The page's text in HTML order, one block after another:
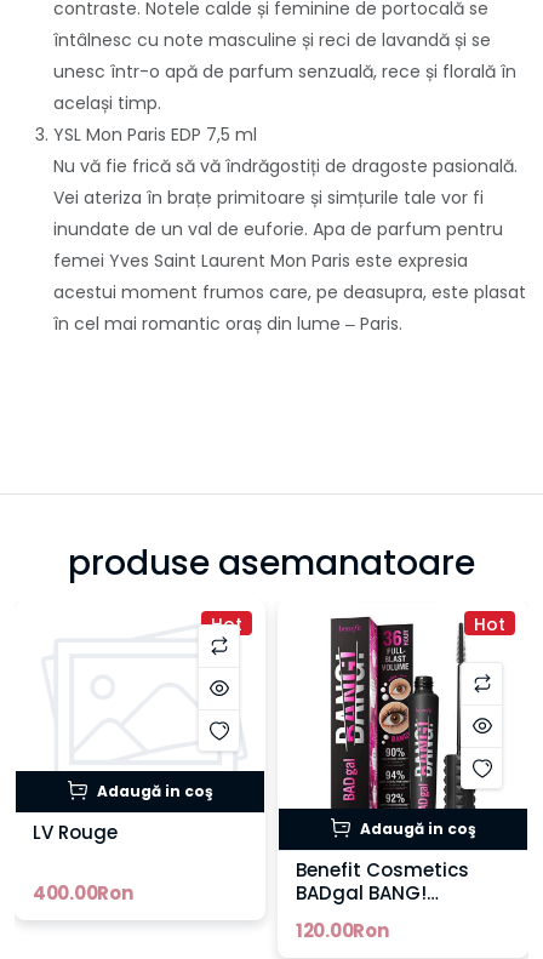
contraste. Notele calde și feminine de portocală se
întâlnesc cu note masculine și reci de lavandă și se
unesc într-o apă de parfum senzuală, rece și florală în
același timp.
YSL Mon Paris EDP 7,5 ml
Nu vă fie frică să vă îndrăgostiți de dragoste pasională.
Vei ateriza în brațe primitoare și simțurile tale vor fi
inundate de un val de euforie. Apa de parfum pentru
femei Yves Saint Laurent Mon Paris este expresia
acestui moment frumos care, pe deasupra, este plasat
în cel mai romantic oraș din lume ‒ Paris.
produse asemanatoare
Hot
Adaugă in coş
LV Rouge
400.00Ron
Hot
Adaugă in coş
Benefit Cosmetics
BADgal BANG!
120.00Ron